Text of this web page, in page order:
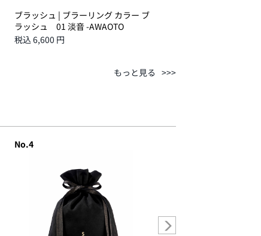
ブラッシュ | ブラーリング カラー ブ
ラッシュ 01 淡音 -AWAOTO
税込 6,600 円
もっと見る
No.4